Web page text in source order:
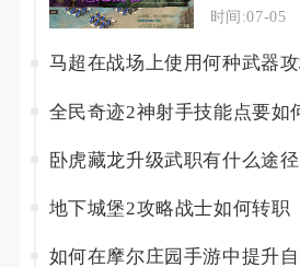
时间:07-05
马超在战场上使用何种武器
全民奇迹2神射手技能点要如
卧虎藏龙升级武职有什么途径
地下城堡2攻略战士如何转职
如何在摩尔庄园手游中提升